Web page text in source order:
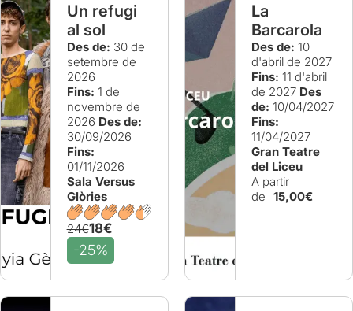
Un refugi
al sol
Des de: 30 de
setembre de
2026
Fins: 1 de
novembre de
2026 Des de:
30/09/2026
Fins:
01/11/2026
Sala Versus
Glòries
24€18€
-25%
La
Barcarola
Des de: 10
d'abril de 2027
Fins: 11 d'abril
de 2027 Des
de: 10/04/2027
Fins:
11/04/2027
Gran Teatre
del Liceu
A partir
de 15,00€